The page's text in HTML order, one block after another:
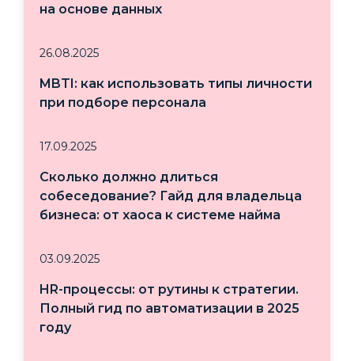
на основе данных
26.08.2025
MBTI: как использовать типы личности
при подборе персонала
17.09.2025
Сколько должно длиться
собеседование? Гайд для владельца
бизнеса: от хаоса к системе найма
03.09.2025
HR-процессы: от рутины к стратегии.
Полный гид по автоматизации в 2025
году